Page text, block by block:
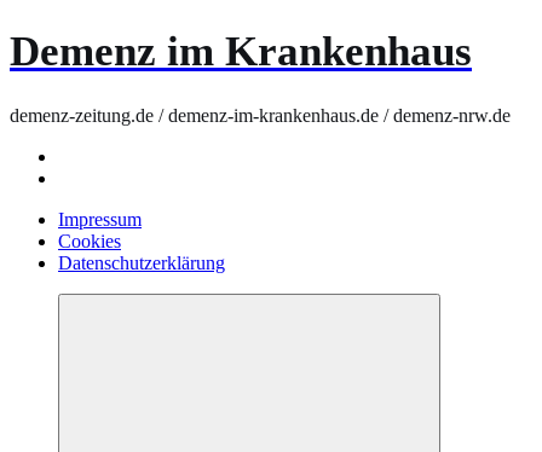
Demenz im Krankenhaus
demenz-zeitung.de / demenz-im-krankenhaus.de / demenz-nrw.de
Impressum
Cookies
Datenschutzerklärung